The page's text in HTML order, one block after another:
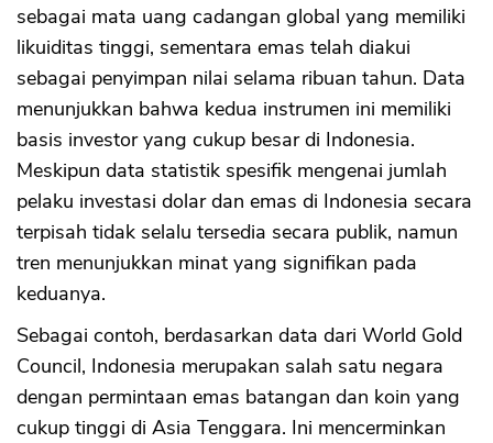
sebagai mata uang cadangan global yang memiliki
likuiditas tinggi, sementara emas telah diakui
sebagai penyimpan nilai selama ribuan tahun. Data
menunjukkan bahwa kedua instrumen ini memiliki
basis investor yang cukup besar di Indonesia.
Meskipun data statistik spesifik mengenai jumlah
pelaku investasi dolar dan emas di Indonesia secara
terpisah tidak selalu tersedia secara publik, namun
tren menunjukkan minat yang signifikan pada
keduanya.
Sebagai contoh, berdasarkan data dari World Gold
Council, Indonesia merupakan salah satu negara
dengan permintaan emas batangan dan koin yang
cukup tinggi di Asia Tenggara. Ini mencerminkan